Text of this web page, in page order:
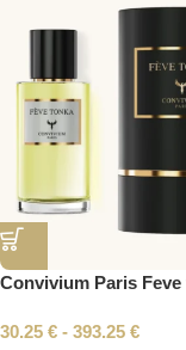
Convivium Paris Feve
30.25 € - 393.25 €